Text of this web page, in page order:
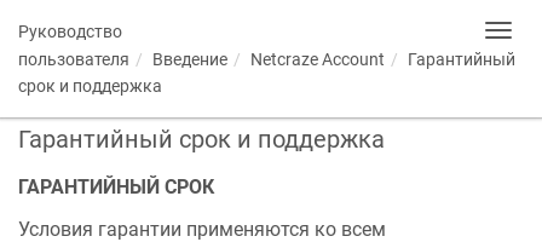
Руководство
пользователя
Введение NetcrazeAccount
Гарантийный
срок и поддержка
Гарантийный срок и поддержка
ГАРАНТИЙНЫЙ СРОК
Условия гарантии применяются ко всем